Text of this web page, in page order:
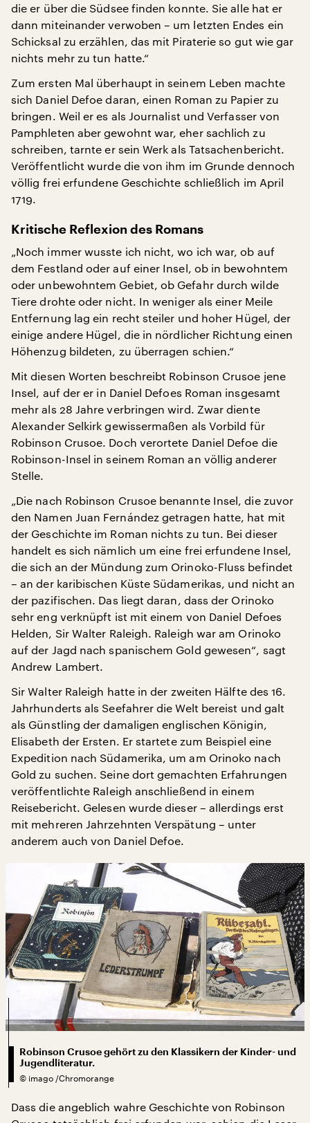
die er über die Südsee finden konnte. Sie alle hat er
dann miteinander verwoben – um letzten Endes ein
Schicksal zu erzählen, das mit Piraterie so gut wie gar
nichts mehr zu tun hatte.“
Zum ersten Mal überhaupt in seinem Leben machte
sich Daniel Defoe daran, einen Roman zu Papier zu
bringen. Weil er es als Journalist und Verfasser von
Pamphleten aber gewohnt war, eher sachlich zu
schreiben, tarnte er sein Werk als Tatsachenbericht.
Veröffentlicht wurde die von ihm im Grunde dennoch
völlig frei erfundene Geschichte schließlich im April
1719.
Kritische Reflexion des Romans
„Noch immer wusste ich nicht, wo ich war, ob auf
dem Festland oder auf einer Insel, ob in bewohntem
oder unbewohntem Gebiet, ob Gefahr durch wilde
Tiere drohte oder nicht. In weniger als einer Meile
Entfernung lag ein recht steiler und hoher Hügel, der
einige andere Hügel, die in nördlicher Richtung einen
Höhenzug bildeten, zu überragen schien.“
Mit diesen Worten beschreibt Robinson Crusoe jene
Insel, auf der er in Daniel Defoes Roman insgesamt
mehr als 28 Jahre verbringen wird. Zwar diente
Alexander Selkirk gewissermaßen als Vorbild für
Robinson Crusoe. Doch verortete Daniel Defoe die
Robinson-Insel in seinem Roman an völlig anderer
Stelle.
„Die nach Robinson Crusoe benannte Insel, die zuvor
den Namen Juan Fernández getragen hatte, hat mit
der Geschichte im Roman nichts zu tun. Bei dieser
handelt es sich nämlich um eine frei erfundene Insel,
die sich an der Mündung zum Orinoko-Fluss befindet
– an der karibischen Küste Südamerikas, und nicht an
der pazifischen. Das liegt daran, dass der Orinoko
sehr eng verknüpft ist mit einem von Daniel Defoes
Helden, Sir Walter Raleigh. Raleigh war am Orinoko
auf der Jagd nach spanischem Gold gewesen“, sagt
Andrew Lambert.
Sir Walter Raleigh hatte in der zweiten Hälfte des 16.
Jahrhunderts als Seefahrer die Welt bereist und galt
als Günstling der damaligen englischen Königin,
Elisabeth der Ersten. Er startete zum Beispiel eine
Expedition nach Südamerika, um am Orinoko nach
Gold zu suchen. Seine dort gemachten Erfahrungen
veröffentlichte Raleigh anschließend in einem
Reisebericht. Gelesen wurde dieser – allerdings erst
mit mehreren Jahrzehnten Verspätung – unter
anderem auch von Daniel Defoe.
Robinson Crusoe gehört zu den Klassikern der Kinder- und
Jugendliteratur.
© imago /Chromorange
Dass die angeblich wahre Geschichte von Robinson